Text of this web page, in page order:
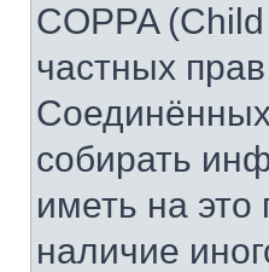
COPPA
частных
собирать
иметь на
наличие